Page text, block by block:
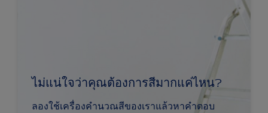
ไม่แน่ใจว่าคุณต้องการสีมากแค่ไหน?
ลองใช้เครื่องคำนวณสีของเราแล้วหาคำตอบ